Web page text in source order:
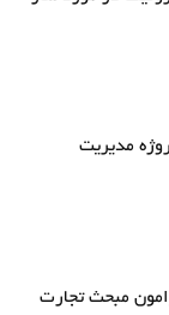
مدیریت
مبحث تجارت